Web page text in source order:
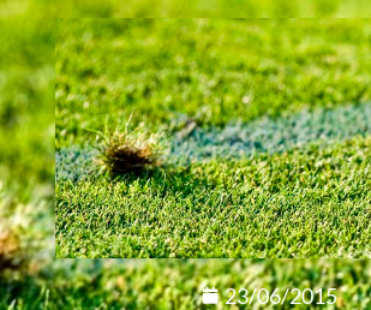
23/06/2015